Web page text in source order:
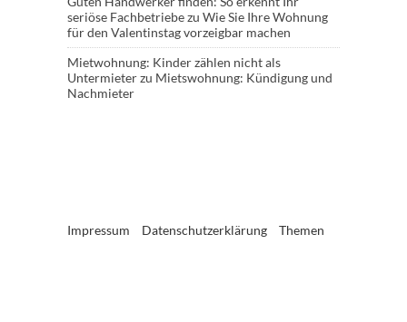
seriöse Fachbetriebezu Wie Sie Ihre Wohnung
für den Valentinstag vorzeigbar machen
Mietwohnung: Kinder zählen nicht als
Untermieterzu Mietswohnung: Kündigung und
Nachmieter
Impressum Datenschutzerklärung Themen